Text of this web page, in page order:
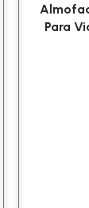
Para